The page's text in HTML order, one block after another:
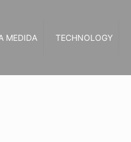
MEDIDA TECHNOLOGY